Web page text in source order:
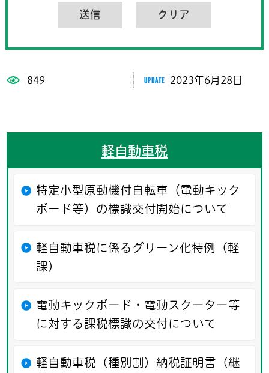
849 2023年6月28日
軽自動車税
特定小型原動機付自転車（電動キック
ボード等）の標識交付開始について
軽自動車税に係るグリーン化特例（軽
課）
電動キックボード・電動スクーター等
に対する課税標識の交付について
軽自動車税（種別割）納税証明書（継